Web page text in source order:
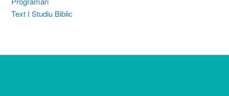
Text I Studiu Biblic